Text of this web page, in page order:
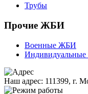
Трубы
Прочие ЖБИ
Военные ЖБИ
Индивидуальные
Наш адрес: 111399, г.